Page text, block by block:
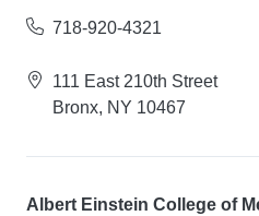
718-920-4321
111 East 210th Street
Bronx, NY 10467
Albert Einstein College of